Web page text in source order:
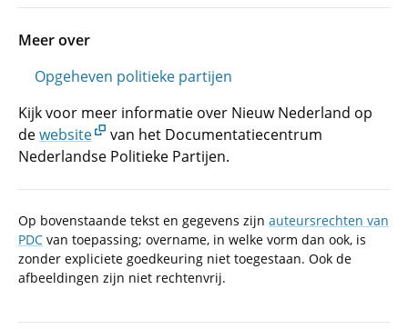
Meer over
Opgeheven politieke partijen
Kijk voor meer informatie over Nieuw Nederland op
dewebsite
van het Documentatiecentrum
Nederlandse Politieke Partijen.
Op bovenstaande tekst en gegevens zijn auteursrechten van
PDC van toepassing; overname, in welke vorm dan ook, is
zonder expliciete goedkeuring niet toegestaan. Ook de
afbeeldingen zijn niet rechtenvrij.